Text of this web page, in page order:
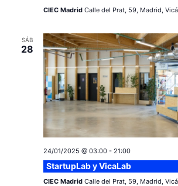
CIEC Madrid Calle del Prat, 59, Madrid,
SÁB
28
24/01/2025 @ 03:00- 21:00
StartupLab y VicaLab
CIEC Madrid Calle del Prat, 59, Madrid,